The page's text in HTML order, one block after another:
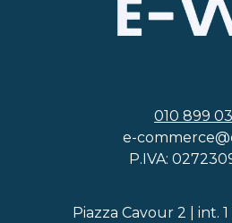
010 899
e-
P.IVA:
Piazza Cavour 2 | int. 1